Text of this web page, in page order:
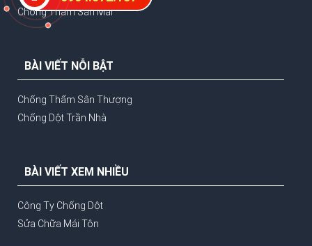
Chống Thấm Sàn Mái
BÀI VIẾT NỖI BẬT
Chống Thấm Sân Thượng
Chống Dột Trần Nhà
BÀI VIẾT XEM NHIỀU
Công Ty Chống Dột
Sửa Chữa Mái Tôn